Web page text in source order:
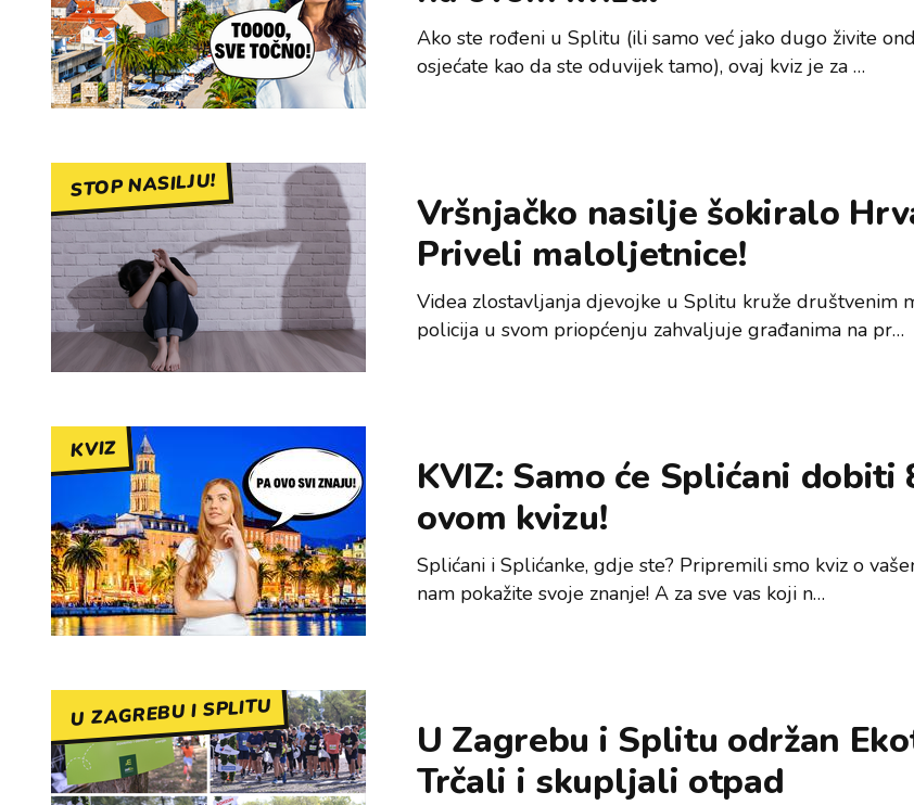
Ako ste rođeni u Splitu (ili samo već jako dugo živite
osjećate kao da ste oduvijek tamo), ovaj kviz je za …
STOP NASILJU!
Vršnjačko nasilje šokiralo
Priveli maloljetnice!
Videa zlostavljanja djevojke u Splitu kruže društvenim
policija u svom priopćenju zahvaljuje građanima na pr…
KVIZ
KVIZ: Samo će Splićani dobiti
ovom kvizu!
Splićani i Splićanke, gdje ste? Pripremili smo kviz o
nam pokažite svoje znanje! A za sve vas koji n…
U ZAGREBU I SPLITU
U Zagrebu i Splitu održan
Trčali i skupljali otpad